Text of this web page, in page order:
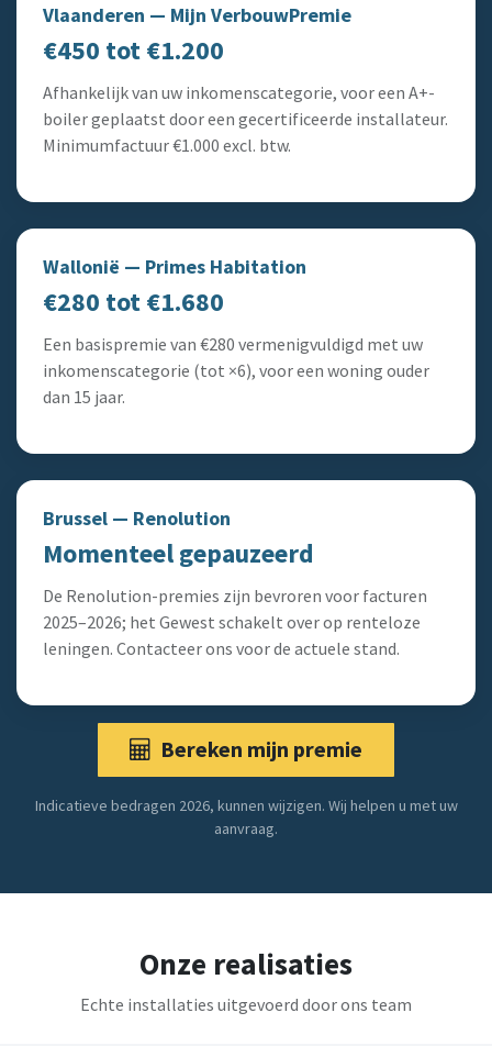
Vlaanderen — Mijn VerbouwPremie
€450 tot €1.200
Afhankelijk van uw inkomenscategorie, voor een A+-
boiler geplaatst door een gecertificeerde installateur.
Minimumfactuur €1.000 excl. btw.
Wallonië — Primes Habitation
€280 tot €1.680
Een basispremie van €280 vermenigvuldigd met uw
inkomenscategorie (tot ×6), voor een woning ouder
dan 15 jaar.
Brussel — Renolution
Momenteel gepauzeerd
De Renolution-premies zijn bevroren voor facturen
2025–2026; het Gewest schakelt over op renteloze
leningen. Contacteer ons voor de actuele stand.
Bereken mijn premie
Indicatieve bedragen 2026, kunnen wijzigen. Wij helpen u met uw
aanvraag.
Onze realisaties
Echte installaties uitgevoerd door ons team